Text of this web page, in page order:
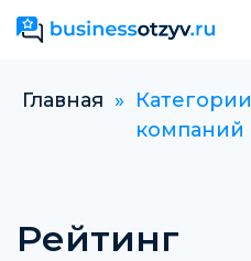
Главная » Категории
компаний
Рейтинг